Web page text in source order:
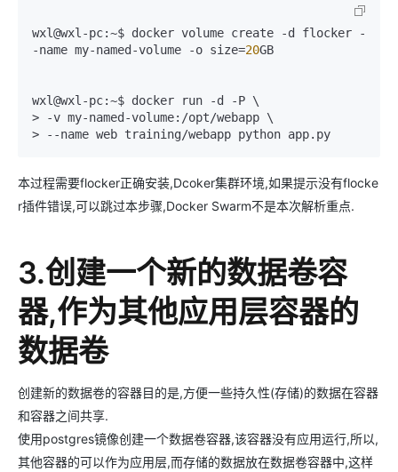
wxl@wxl -pc:~$ docker volume create -d
flocker -
-name my-named -volume -o size=20GB
wxl@wxl -pc:~$ docker run -d -P \
>
-v my-named -volume:/opt/webapp \
> - -name web training/webapp python app.py
本过程需要flocker正确安装,Dcoker集群环境,如果提示没有flocke
r插件错误,可以跳过本步骤,Docker Swarm不是本次解析重点.
3.创建一个新的数据卷容
器,作为其他应用层容器的
数据卷
创建新的数据卷的容器目的是,方便一些持久性(存储)的数据在容器
和容器之间共享.
使用postgres镜像创建一个数据卷容器,该容器没有应用运行,所以,
其他容器的可以作为应用层,而存储的数据放在数据卷容器中,这样